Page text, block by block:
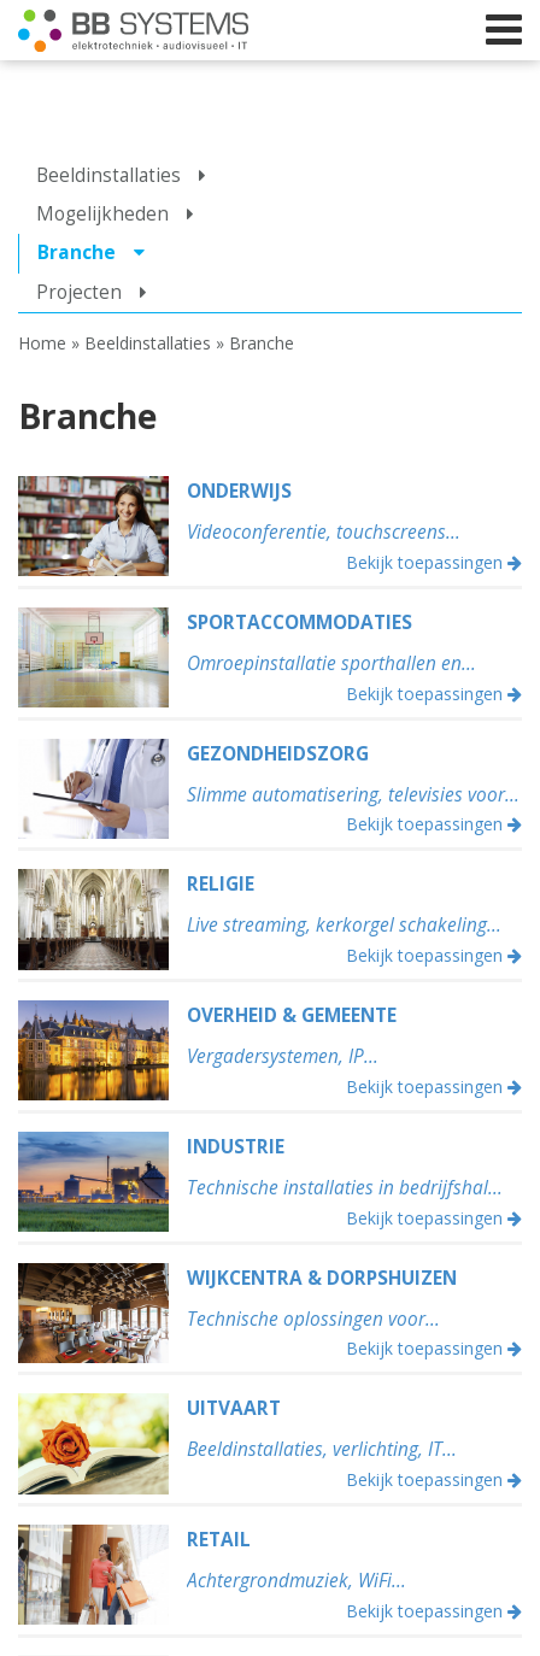
Geluid
Elektrotechniek
050 – 54 91 662
Beeldinstallaties
Mogelijkheden
Branche
Projecten
Home » Beeldinstallaties » Branche
Branche
ONDERWIJS
Videoconferentie, touchscreens...
Bekijk toepassingen
SPORTACCOMMODATIES
Omroepinstallatie sporthallen en...
Bekijk toepassingen
GEZONDHEIDSZORG
Slimme automatisering, televisies voor...
Bekijk toepassingen
RELIGIE
Live streaming, kerkorgel schakeling...
Bekijk toepassingen
OVERHEID & GEMEENTE
Vergadersystemen, IP...
Bekijk toepassingen
INDUSTRIE
Technische installaties in bedrijfshal...
Bekijk toepassingen
WIJKCENTRA & DORPSHUIZEN
Technische oplossingen voor...
Bekijk toepassingen
UITVAART
Beeldinstallaties, verlichting, IT...
Bekijk toepassingen
RETAIL
Achtergrondmuziek, WiFi...
Bekijk toepassingen